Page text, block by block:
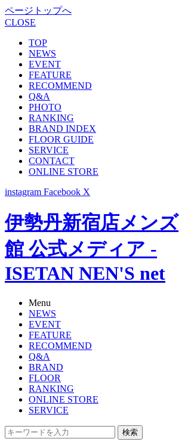
ページトップへ
CLOSE
TOP
NEWS
EVENT
FEATURE
RECOMMEND
Q&A
PHOTO
RANKING
BRAND INDEX
FLOOR GUIDE
SERVICE
CONTACT
ONLINE STORE
instagram Facebook X
伊勢丹新宿店メンズ
館 公式メディア -
ISETAN NEN'S net
Menu
NEWS
EVENT
FEATURE
RECOMMEND
Q&A
BRAND
FLOOR
RANKING
ONLINE STORE
SERVICE
検索